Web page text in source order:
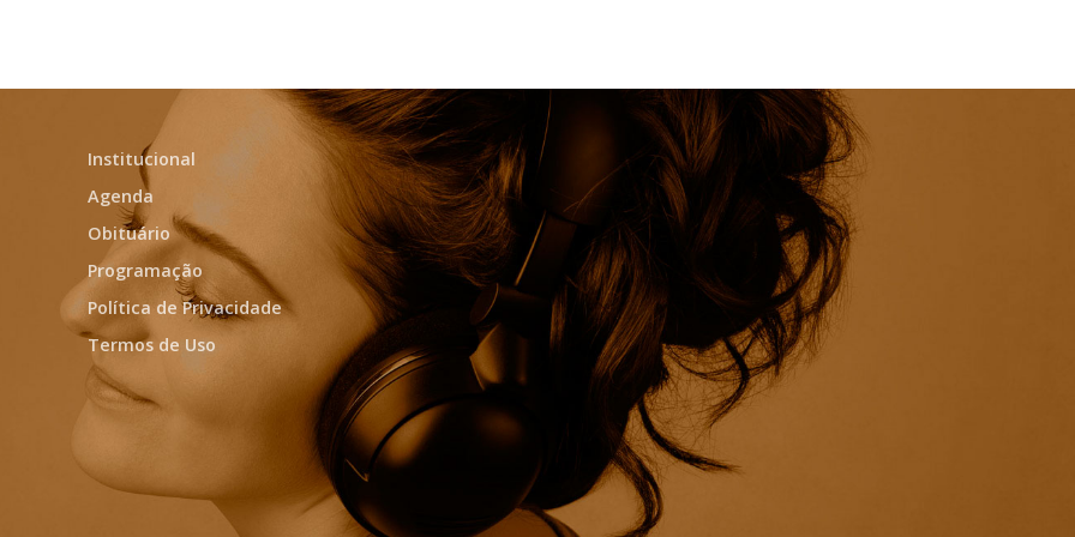
Institucional
Agenda
Obituário
Programação
Política de Privacidade
Termos de Uso